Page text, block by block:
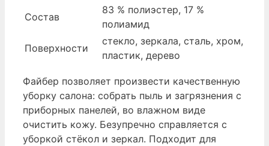
Состав
83 % полиэстер, 17 %
полиамид
Поверхности
стекло, зеркала, сталь, хром,
пластик, дерево
Файбер позволяет произвести качественную
уборку салона: собрать пыль и загрязнения с
приборных панелей, во влажном виде
очистить кожу. Безупречно справляется с
уборкой стёкол и зеркал. Подходит для